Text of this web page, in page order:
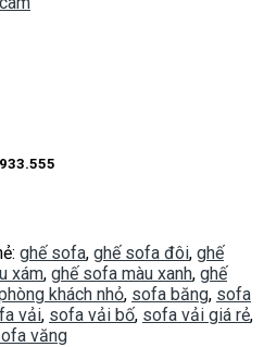
ghế sofa, ghế sofa đôi, ghế
xám, ghế sofa màu xanh, ghế
khách nhỏ, sofa băng, sofa
vải, sofa vải bố, sofa vải giá rẻ,
văng